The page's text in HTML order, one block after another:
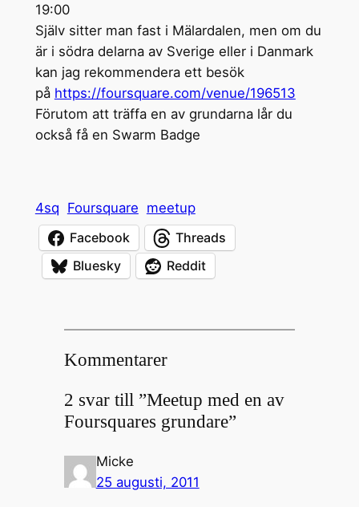
19:00
Själv sitter man fast i Mälardalen, men om du
är i södra delarna av Sverige eller i Danmark
kan jag rekommendera ett besök
på https://foursquare.com/venue/196513
Förutom att träffa en av grundarna lår du
också få en Swarm Badge
4sq Foursquare meetup
Facebook
Threads
Bluesky
Reddit
Kommentarer
2 svar till ”Meetup med en av
Foursquares grundare”
Micke
25 augusti, 2011